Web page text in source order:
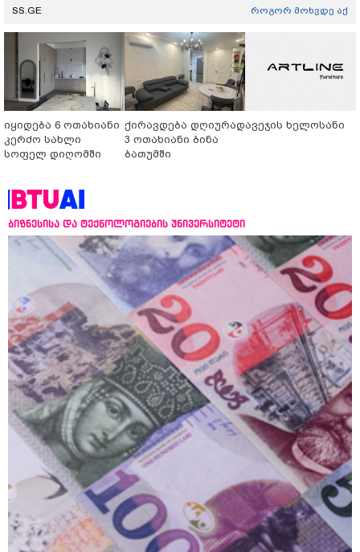
SS.GE როგორ მოხვდე აქ
იყიდება 6 ოთახიანი
კერძო სახლი
სოფელ დიღომში
ქირავდება დღიურად
3 ოთახიანი ბინა
ბათუმში
ავეჯის ხელოსანი
ბიზნესისა და ტექნოლოგიების უნივერსიტეტი